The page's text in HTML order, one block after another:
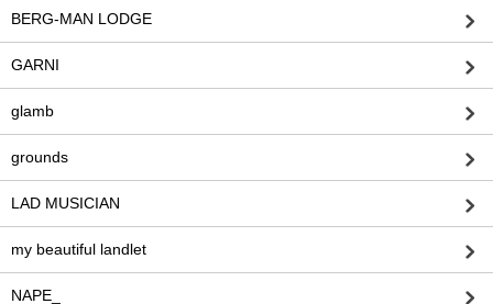
BERG-MAN LODGE
GARNI
glamb
grounds
LAD MUSICIAN
my beautiful landlet
NAPE_